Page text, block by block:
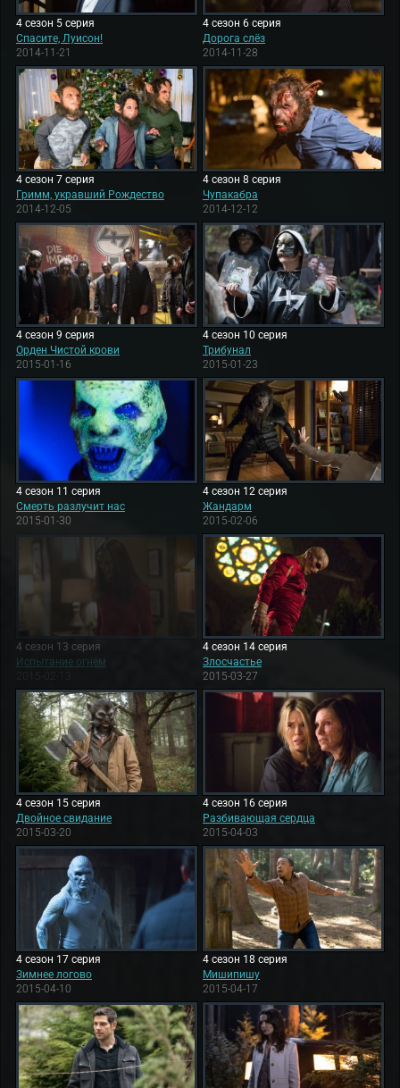
4 сезон 5 серия
Спасите, Луисон!
2014-11-21
4 сезон 6 серия
Дорога слёз
2014-11-28
4 сезон 7 серия
Гримм, укравший Рождество
2014-12-05
4 сезон 8 серия
Чупакабра
2014-12-12
4 сезон 9 серия
Орден Чистой крови
2015-01-16
4 сезон 10 серия
Трибунал
2015-01-23
4 сезон 11 серия
Смерть разлучит нас
2015-01-30
4 сезон 12 серия
Жандарм
2015-02-06
4 сезон 13 серия
Испытание огнём
4 сезон 14 серия
Злосчастье
2015-03-27
4 сезон 15 серия
Двойное свидание
2015-03-20
4 сезон 16 серия
Разбивающая сердца
2015-04-03
4 сезон 17 серия
Зимнее логово
2015-04-10
4 сезон 18 серия
Мишипишу
2015-04-17